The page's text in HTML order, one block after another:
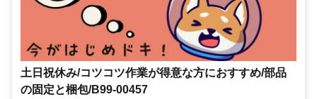
土日祝休み/コツコツ作業が得意な方におすすめ/部品
の固定と梱包/B99-00457